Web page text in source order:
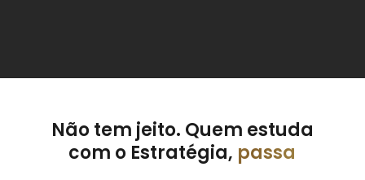
Não tem jeito. Quem estuda
com o Estratégia, passa